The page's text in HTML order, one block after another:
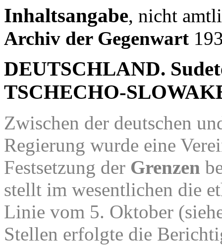
Inhaltsangabe, nicht
Archiv der Gegenwart
DEUTSCHLAND.
TSCHECHO-
Zwischen der deutschen
Regierung wurde eine
Festsetzung der Grenzen
stellt im wesentlichen die
Linie vom 5. Oktober
Stellen erfolgte die